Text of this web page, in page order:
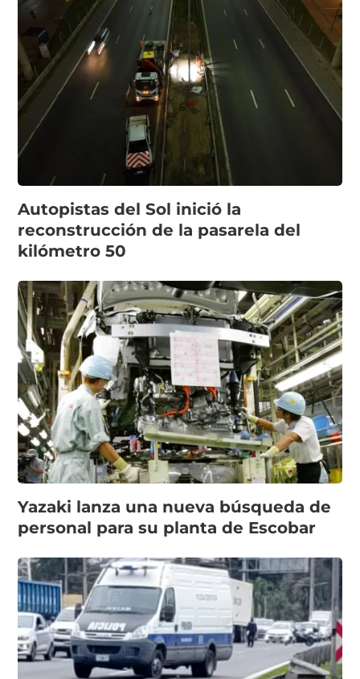
Autopistas del Sol inició la
reconstrucción de la pasarela del
kilómetro 50
Yazaki lanza una nueva búsqueda de
personal para su planta de Escobar